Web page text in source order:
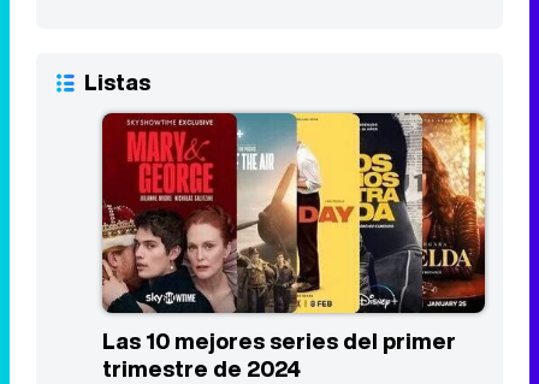
Las 10 mejores series del primer
trimestre de 2024